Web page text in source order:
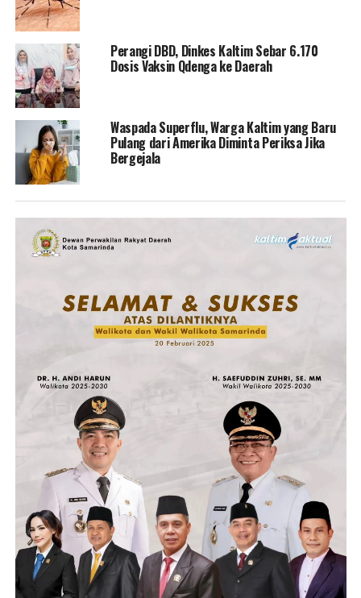
Perangi DBD, Dinkes Kaltim Sebar 6.170
Dosis Vaksin Qdenga ke Daerah
Waspada Superflu, Warga Kaltim yang Baru
Pulang dari Amerika Diminta Periksa Jika
Bergejala